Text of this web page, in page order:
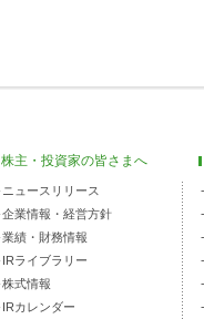
株主・投資家の皆さまへ
ニュースリリース
企業情報・経営方針
業績・財務情報
IRライブラリー
株式情報
IRカレンダー